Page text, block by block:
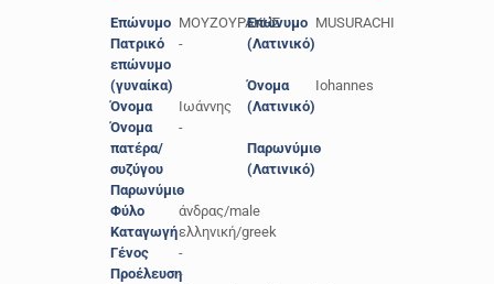
Επώνυμο ΜΟΥΖΟΥΡΑΚΗΣ
Πατρικό
επώνυμο
(γυναίκα)
-
Όνομα
Ιωάννης
Όνομα
πατέρα/
συζύγου
-
Παρωνύμιο
-
Φύλο
άνδρας/male
Καταγωγήελληνική/greek
Γένος
-
Προέλευση-
Επώνυμο
(Λατινικό)
MUSURACHI
Όνομα
(Λατινικό)
Iohannes
Παρωνύμιο
(Λατινικό)
-